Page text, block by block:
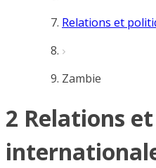
Relations et
Zambie
2 Relations